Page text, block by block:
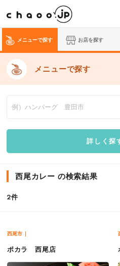
メニューで探す お店を探す
メニューで探す
詳しく探
西尾カレー の検索結果
2件
西尾市
ポカラ 西尾店